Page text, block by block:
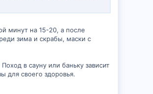
минут на 15-20, а после
зима и скрабы, маски с
в сауну или баньку зависит
для своего здоровья.